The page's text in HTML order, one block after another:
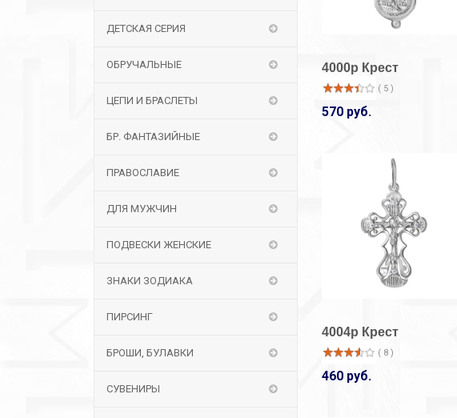
ДЕТСКАЯ СЕРИЯ
ОБРУЧАЛЬНЫЕ
ЦЕПИ И БРАСЛЕТЫ
БР. ФАНТАЗИЙНЫЕ
ПРАВОСЛАВИЕ
ДЛЯ МУЖЧИН
ПОДВЕСКИ ЖЕНСКИЕ
ЗНАКИ ЗОДИАКА
ПИРСИНГ
БРОШИ, БУЛАВКИ
СУВЕНИРЫ
4000р Крест
( 5 )
570 руб.
4004р Крест
( 8 )
460 руб.